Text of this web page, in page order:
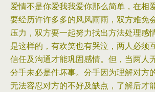
爱情不是你爱我我爱你那么简单，在相
要经历许许多多的风风雨雨，双方难免
压力，双方要一起努力找出方法处理感
是这样的，有欢笑也有哭泣，两人必须
信任及沟通才能巩固感情。但，当两人
分手未必是件坏事。分手因为理解对方
无法容忍对方的不好及缺点，了解后才